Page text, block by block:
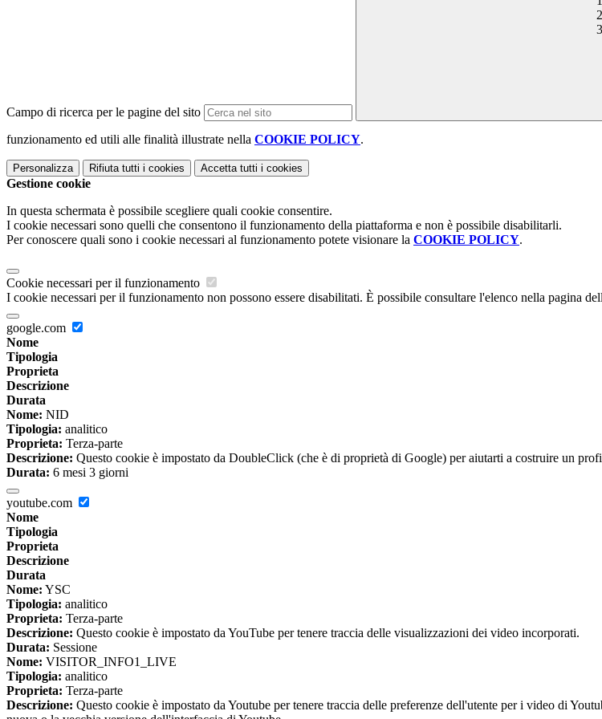
Campo di ricerca per le pagine del sito
funzionamento ed utili alle finalità illustrate nella COOKIE POLICY.
Personalizza Rifiuta tutti i cookies Accetta tutti i cookies
Gestione cookie
In questa schermata è possibile scegliere quali cookie consentire.
I cookie necessari sono quelli che consentono il funzionamento della piattaforma e non è possibile disabilitarli.
Per conoscere quali sono i cookie necessari al funzionamento potete visionare la COOKIE POLICY.
Cookie necessari per il funzionamento
I cookie necessari per il funzionamento non possono essere disabilitati. È possibile consultare l'elenco nella pagina
google.com
Nome
Tipologia
Proprieta
Descrizione
Durata
Nome: NID
Tipologia: analitico
Proprieta: Terza-parte
Descrizione: Questo cookie è impostato da DoubleClick (che è di proprietà di Google) per aiutarti a costruire un
Durata: 6 mesi 3 giorni
youtube.com
Nome
Tipologia
Proprieta
Descrizione
Durata
Nome: YSC
Tipologia: analitico
Proprieta: Terza-parte
Descrizione: Questo cookie è impostato da YouTube per tenere traccia delle visualizzazioni dei video incorporati.
Durata: Sessione
Nome: VISITOR_INFO1_LIVE
Tipologia: analitico
Proprieta: Terza-parte
Descrizione: Questo cookie è impostato da Youtube per tenere traccia delle preferenze dell'utente per i video di